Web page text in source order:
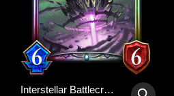
Interstellar Battlecruiser